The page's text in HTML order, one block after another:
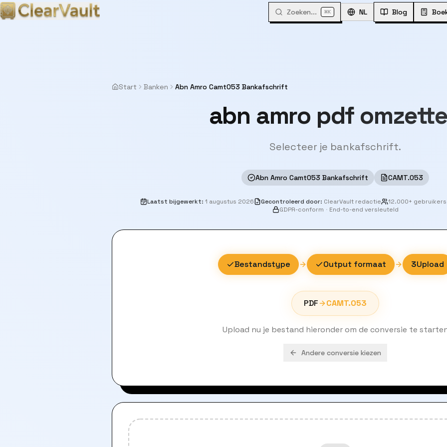
Zoeken... ⌘K NL Blog
Start Banken Abn Amro Camt053 Bankafschrift
abn amro pdf
Selecteer je bankafschrift.
Abn Amro Camt053 Bankafschrift CAMT.053
Laatst bijgewerkt: 1 augustus 2026 Gecontroleerd door: ClearVault redactie
12.000+ gebruikers
GDPR-conform · End-to-end versleuteld
Bestandstype Output formaat 3Upload
PDF CAMT.053
Upload nu je bestand hieronder om de conversie te
Andere conversie kiezen